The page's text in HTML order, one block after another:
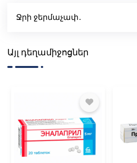
Ջրի ջերմաչափ․
Այլ դեղամիջոցներ